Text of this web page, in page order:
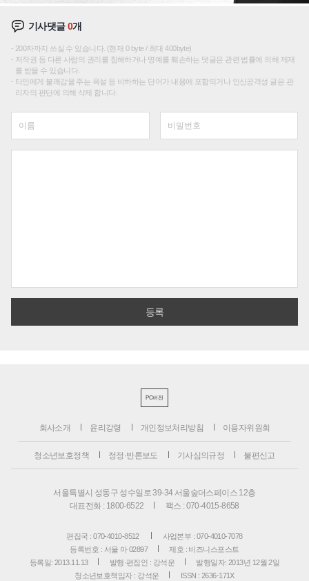
기사댓글0개
200자까지 쓰실 수 있습니다. (현재 0 byte / 최대 400byte)
저작권 등 다른 사람의 권리를 침해하거나 명예를 훼손하는 댓글은 관련 법률에 의해 제재
를 받을 수 있습니다.
타인에게 불쾌감을 주는 욕설 등 비하하는 단어가 내용에 포함되거나 인신공격성 글은 관
리자의 판단에 의해 삭제 합니다.
PC버전
회사소개 윤리강령 개인정보처리방침 이용자위원회
청소년보호정책 정정·반론보도 기사심의규정 불편신고
서울특별시 성동구 성수일로 39-34 서울숲더스페이스 12층
대표전화 : 1800-6522
팩스 : 070-4015-8658
편집국 : 070-4010-8512
사업본부 : 070-4010-7078
등록번호 : 서울 아 02897
제호 : 비즈니스포스트
등록일: 2013.11.13
발행·편집인 : 강석운
발행일자: 2013년 12월 2일
청소년보호책임자 : 강석운
ISSN : 2636-171X